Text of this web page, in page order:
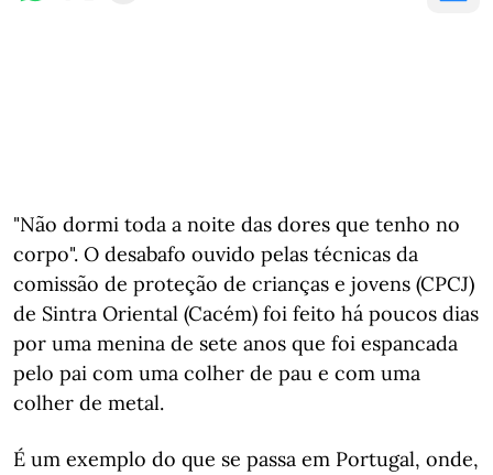
"Não dormi toda a noite das dores que tenho no
corpo". O desabafo ouvido pelas técnicas da
comissão de proteção de crianças e jovens (CPCJ)
de Sintra Oriental (Cacém) foi feito há poucos dias
por uma menina de sete anos que foi espancada
pelo pai com uma colher de pau e com uma
colher de metal.
É um exemplo do que se passa em Portugal, onde,